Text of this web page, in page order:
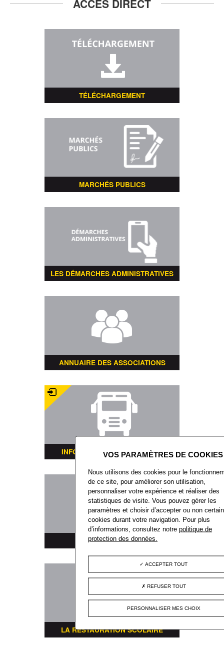
ACCÈS DIRECT
TÉLÉCHARGEMENT
MARCHÉS PUBLICS
LES DÉMARCHES ADMINISTRATIVES
ANNUAIRE DES ASSOCIATIONS
INFORMATIONS TRANSPORTS
PLAN DE LA VILLE
LA RESTAURATION SCOLAIRE
Nous utilisons des cookies pour le
de ce site, pour améliorer son utilisation,
personnaliser votre expérience et réaliser des
statistiques de visite. Vous pouvez gérer les
paramètres et choisir d’accepter ou non
cookies durant votre navigation. Pour plus
d’informations, consultez notrepolitique de
protection des données.
ACCEPTER TOUT
REFUSER TOUT
PERSONNALISER MES CHOIX